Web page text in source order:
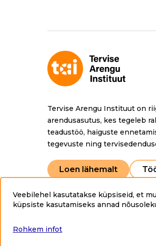
b
o
o
k
Tervise Arengu Instituut on
arendusasutus, kes tegeleb
teadustöö, haiguste
tegevuste ning
Loen lähemalt
Copyright © 2025 Tervise
Veebilehel kasutatakse küpsiseid, et
küpsiste kasutamiseks annad
Rohkem infot